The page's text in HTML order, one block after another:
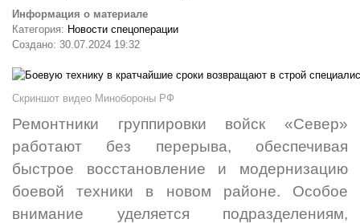
Информация о материале
Категория: Новости спецоперации
Создано: 30.07.2024 19:32
Скриншот видео Минобороны РФ
Ремонтники группировки войск «Север»
работают без перерыва, обеспечивая
быстрое восстановление и модернизацию
боевой техники в новом районе. Особое
внимание уделяется подразделениям,